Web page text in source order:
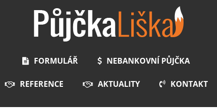
FORMULÁŘ NEBANKOVNÍ PŮJČKA
REFERENCE AKTUALITY KONTAKT